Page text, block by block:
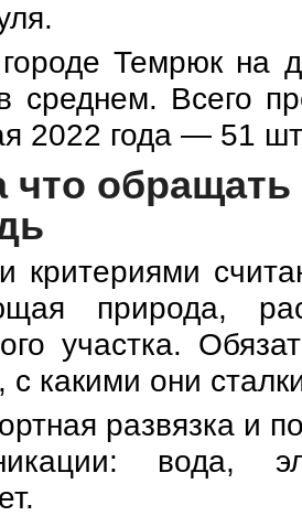
Темрюк на
среднем. Всего
2022 года — 51
критериями
природа,
участка.
с какими они
развязка и
вода,